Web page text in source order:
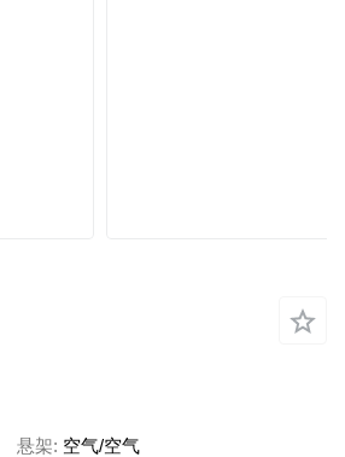
悬架 空气/空气